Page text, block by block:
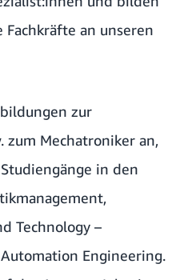
an unseren
zur
zum Mechatroniker an,
in den
Technology –
Engineering.